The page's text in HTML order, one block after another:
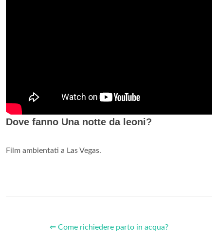
Dove fanno Una notte da leoni?
Film ambientati a Las Vegas.
⇐ Come richiedere parto in acqua?